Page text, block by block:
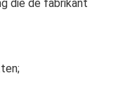
die de fabrikant